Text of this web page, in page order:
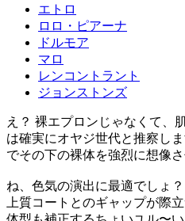
エトロ
ロロ・ピアーナ
ドルモア
マロ
レンコントラント
ジョンストンズ
え？ 裸エプロンじゃなくて、
は確実にオヤジ世代と推察し
でその下の裸体を強烈に想像
ね、色気の演出に最適でしょ
上質コートとのギャップが際